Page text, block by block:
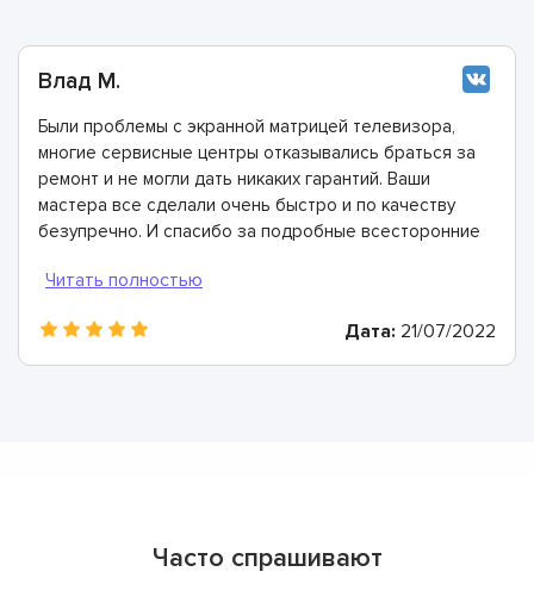
Влад М.
Были проблемы с экранной матрицей телевизора,
многие сервисные центры отказывались браться за
ремонт и не могли дать никаких гарантий. Ваши
мастера все сделали очень быстро и по качеству
безупречно. И спасибо за подробные всесторонние
Дата: 21/07/2022
Часто спрашивают